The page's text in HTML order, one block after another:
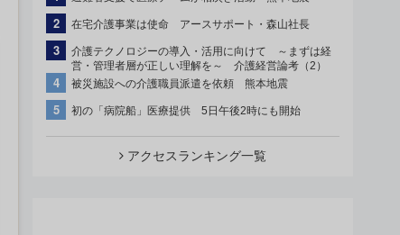
2 在宅介護事業は使命 アースサポート・森山社長
3
介護テクノロジーの導入・活用に向けて ～まずは経
営・管理者層が正しい理解を～ 介護経営論考（2）
4 被災施設への介護職員派遣を依頼 熊本地震
5 初の「病院船」医療提供 5日午後2時にも開始
アクセスランキング一覧